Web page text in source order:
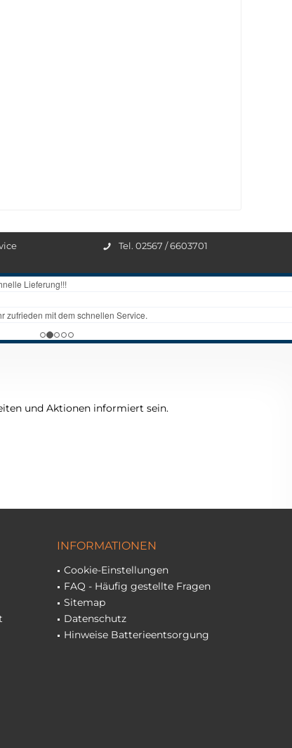
Tel. 02567 / 6603701
und Aktionen informiert sein.
INFORMATIONEN
Cookie-Einstellungen
FAQ - Häufig gestellte Fragen
Sitemap
Datenschutz
Hinweise Batterieentsorgung